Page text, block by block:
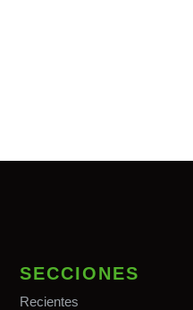
SECCIONES
Recientes